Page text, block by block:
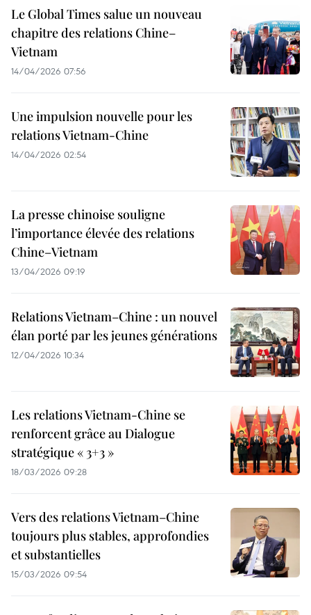
Le Global Times salue un nouveau
chapitre des relations Chine–
Vietnam
14/04/2026 07:56
Une impulsion nouvelle pour les
relations Vietnam-Chine
14/04/2026 02:54
La presse chinoise souligne
l’importance élevée des relations
Chine–Vietnam
13/04/2026 09:19
Relations Vietnam–Chine : un nouvel
élan porté par les jeunes générations
12/04/2026 10:34
Les relations Vietnam-Chine se
renforcent grâce au Dialogue
stratégique « 3+3 »
18/03/2026 09:28
Vers des relations Vietnam–Chine
toujours plus stables, approfondies
et substantielles
15/03/2026 09:54